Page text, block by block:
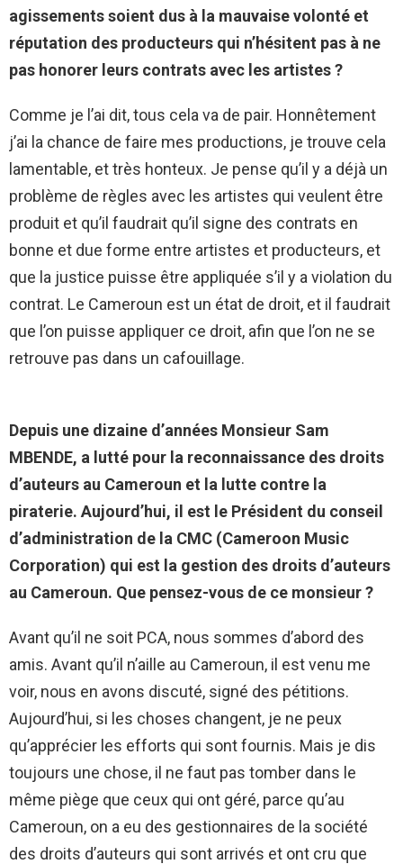
agissements soient dus à la mauvaise volonté et
réputation des producteurs qui n’hésitent pas à ne
pas honorer leurs contrats avec les artistes ?
Comme je l’ai dit, tous cela va de pair. Honnêtement
j’ai la chance de faire mes productions, je trouve cela
lamentable, et très honteux. Je pense qu’il y a déjà un
problème de règles avec les artistes qui veulent être
produit et qu’il faudrait qu’il signe des contrats en
bonne et due forme entre artistes et producteurs, et
que la justice puisse être appliquée s’il y a violation du
contrat. Le Cameroun est un état de droit, et il faudrait
que l’on puisse appliquer ce droit, afin que l’on ne se
retrouve pas dans un cafouillage.
Depuis une dizaine d’années Monsieur Sam
MBENDE, a lutté pour la reconnaissance des droits
d’auteurs au Cameroun et la lutte contre la
piraterie. Aujourd’hui, il est le Président du conseil
d’administration de la CMC (Cameroon Music
Corporation) qui est la gestion des droits d’auteurs
au Cameroun. Que pensez-vous de ce monsieur ?
Avant qu’il ne soit PCA, nous sommes d’abord des
amis. Avant qu’il n’aille au Cameroun, il est venu me
voir, nous en avons discuté, signé des pétitions.
Aujourd’hui, si les choses changent, je ne peux
qu’apprécier les efforts qui sont fournis. Mais je dis
toujours une chose, il ne faut pas tomber dans le
même piège que ceux qui ont géré, parce qu’au
Cameroun, on a eu des gestionnaires de la société
des droits d’auteurs qui sont arrivés et ont cru que